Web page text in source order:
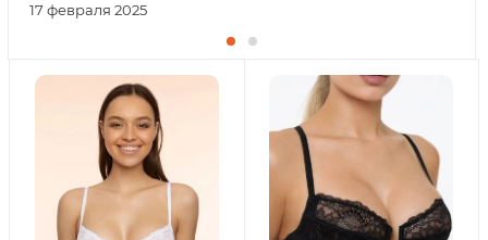
17 февраля 2025